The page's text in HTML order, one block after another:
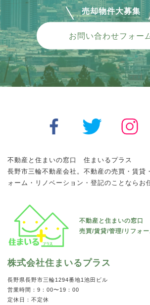
弊社で管理させていただいている物件は、借
合などのご対応や、オーナー様からのリフォ
ほと...
VIEW MORE
水回り
トイレリフォーム ビフォー→アフ
種類 ： トイレ
トイレリフォーム before→after タンク付き
ストイレに変更し、天井、壁、床の張り替え
VIEW MORE
水回り
ダイニングキッチン before→after 天井を抜
りキッチンの位置の変更、建具や電気工事な
VIEW MORE
内装
種類 ：クロス・フローリング電気工事
屋根裏部屋 before→after 電気設備が何もな
明やコンセント、テレビのアンテナ端子など
内装
外壁塗装 before→after リフォーム・リノベ
体まで、住まいの事なら『住まいるプラス』
VIEW MORE
外装
種類 ：外壁
外壁塗装 before→after となります。 その
え、窓枠のコーキング撤去打ち換え、屋...
外装
アパートの共用通路、階段の防水工事
ンクリートに水が染み込...
VIEW MORE
防水
種類 ：ベランダ
ベランダ防水工事 before→after リフォーム
ら建物解体まで、住まいの事なら『住まいる
防水
縁側掃き出し窓 before→after 木製窓からア
窓枠の歪みも解消されました。 サッシ回り
VIEW MORE
その他
種類 ：その他
古くなったり使わなくなった空き家等の建物
す。 売却や建て替えなどのご相談→解体工
その他
売却物件大募集
お問い合わせフォー
不動産と住まいの窓口 住まいるプラス
長野市三輪不動産会社。不動産の売買・賃貸
ォーム・リノベーション・登記のことならお
不動産と住まいの窓口
売買/賃貸/管理/リフォ
株式会社住まいるプラス
長野県長野市三輪1294番地1池田ビル
営業時間：9：00〜19：00
定休日：不定休